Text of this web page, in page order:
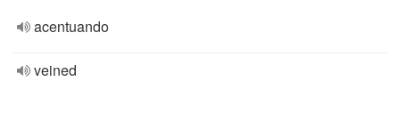
acentuando
veined